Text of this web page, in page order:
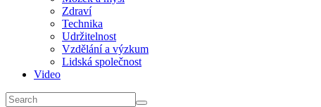
Zdraví
Technika
Udržitelnost
Vzdělání a výzkum
Lidská společnost
Video